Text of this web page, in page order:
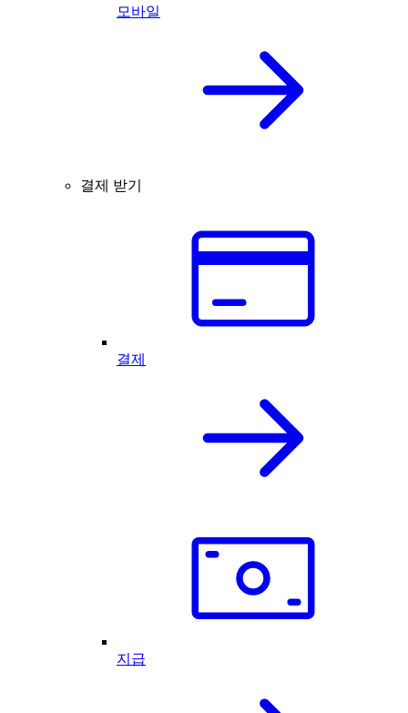
모바일
결제 받기
결제
지급